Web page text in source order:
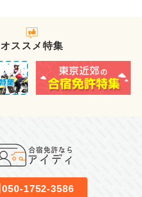
オススメ特集
050-1752-3586